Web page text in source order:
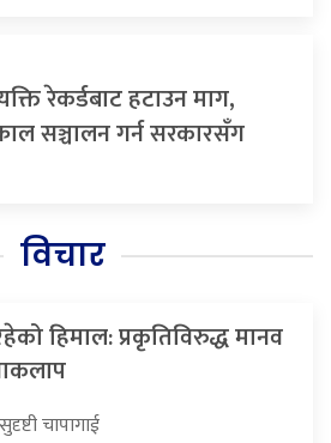
रेकर्डबाट हटाउन माग,
सञ्चालन गर्न सरकारसँग
विचार
हिमाल: प्रकृतिविरुद्ध मानव
सुदृष्टी चापागाई